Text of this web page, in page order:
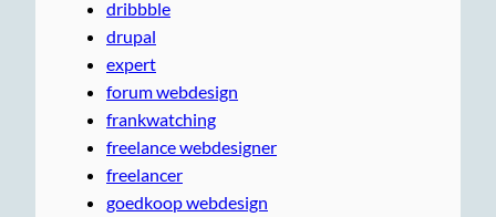
dribbble
drupal
expert
forum webdesign
frankwatching
freelance webdesigner
freelancer
goedkoop webdesign